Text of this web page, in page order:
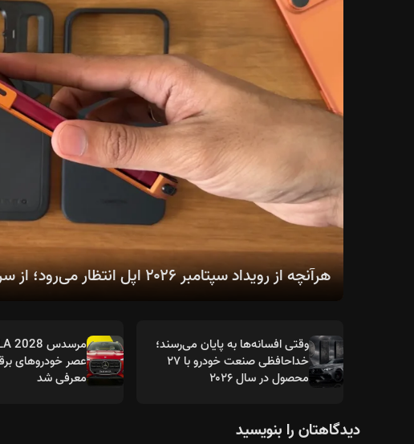
هرآنچه از رویداد سپتامبر ۲۰۲۶ اپل انتظار می‌رود؛ از سری آیفون ۱۸ تا اولین آیفون تاشو
وقتی افسانه‌ها به پایان می‌رسند؛
خداحافظی صنعت خودرو با ۲۷
محصول در سال ۲۰۲۶
عصر خودروهای
معرفی شد
دیدگاهتان را بنویسید